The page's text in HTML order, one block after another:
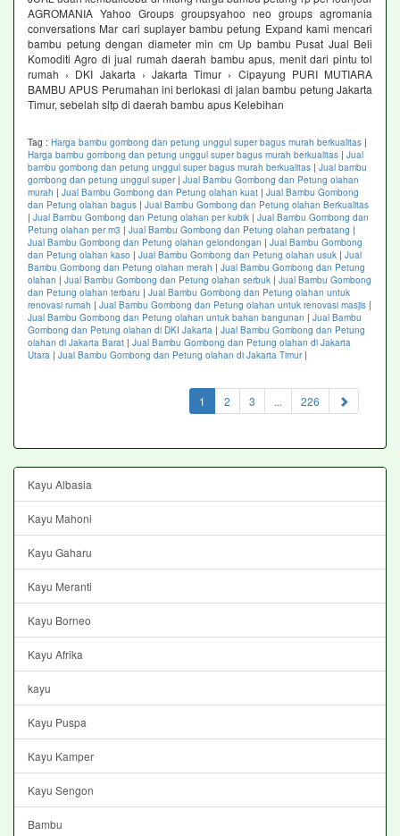
AGROMANIA Yahoo Groups groupsyahoo neo groups agromania
conversations Mar cari suplayer bambu petung Expand kami mencari
bambu petung dengan diameter min cm Up bambu Pusat Jual Beli
Komoditi Agro di jual rumah daerah bambu apus, menit dari pintu tol
rumah › DKI Jakarta › Jakarta Timur › Cipayung PURI MUTIARA
BAMBU APUS Perumahan ini berlokasi di jalan bambu petung Jakarta
Timur, sebelah sltp di daerah bambu apus Kelebihan
Tag : Harga bambu gombong dan petung unggul super bagus murah berkualitas |
Harga bambu gombong dan petung unggul super bagus murah berkualitas | Jual
bambu gombong dan petung unggul super bagus murah berkualitas | Jual bambu
gombong dan petung unggul super| Jual Bambu Gombong dan Petung olahan
murah | Jual Bambu Gombong dan Petung olahan kuat | Jual Bambu Gombong
dan Petung olahan bagus | Jual Bambu Gombong dan Petung olahan Berkualitas
| Jual Bambu Gombong dan Petung olahan per kubik | Jual Bambu Gombong dan
Petung olahan per m3 | Jual Bambu Gombong dan Petung olahan perbatang |
Jual Bambu Gombong dan Petung olahan gelondongan | Jual Bambu Gombong
dan Petung olahan kaso | Jual Bambu Gombong dan Petung olahan usuk | Jual
Bambu Gombong dan Petung olahan merah | Jual Bambu Gombong dan Petung
olahan | Jual Bambu Gombong dan Petung olahan serbuk | Jual Bambu Gombong
dan Petung olahan terbaru | Jual Bambu Gombong dan Petung olahan untuk
renovasi rumah | Jual Bambu Gombong dan Petung olahan untuk renovasi masjis |
Jual Bambu Gombong dan Petung olahan untuk bahan bangunan | Jual Bambu
Gombong dan Petung olahan di DKI Jakarta | Jual Bambu Gombong dan Petung
olahan di Jakarta Barat | Jual Bambu Gombong dan Petung olahan di Jakarta
Utara | Jual Bambu Gombong dan Petung olahan di Jakarta Timur|
1 (current)
2 3 ... 226
Kayu Albasia
Kayu Mahoni
Kayu Gaharu
Kayu Meranti
Kayu Borneo
Kayu Afrika
kayu
Kayu Puspa
Kayu Kamper
Kayu Sengon
Bambu